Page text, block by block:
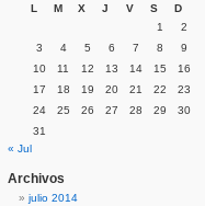
L M X J V S
D
1
2
3
4 5 6 7 8
9
10
11 12 13 14 15
16
17
18 19 20 21 22
23
24
25 26 27 28 29
30
31
« Jul
Archivos
julio 2014